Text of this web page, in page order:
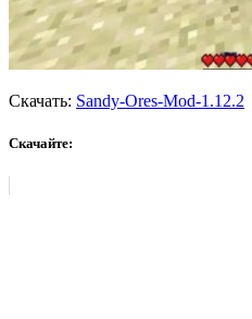
Скачать: Sandy-Ores-Mod-1.12.2
Скачайте: